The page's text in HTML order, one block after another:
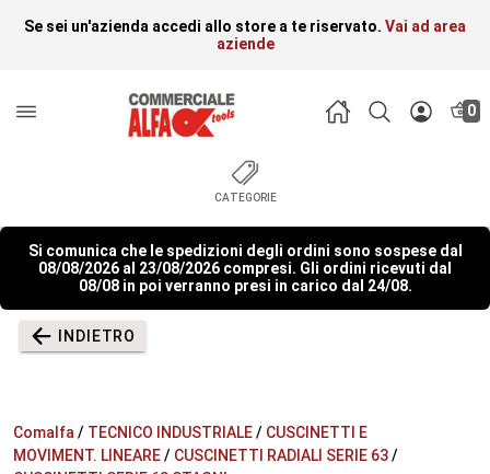
Se sei un'azienda accedi allo store a te riservato. Vai ad area
aziende
0
CATEGORIE
Si comunica che le spedizioni degli ordini sono sospese dal
08/08/2026 al 23/08/2026 compresi. Gli ordini ricevuti dal
08/08 in poi verranno presi in carico dal 24/08.
INDIETRO
Comalfa / TECNICO INDUSTRIALE/ CUSCINETTI E
MOVIMENT. LINEARE/ CUSCINETTI RADIALI SERIE 63/